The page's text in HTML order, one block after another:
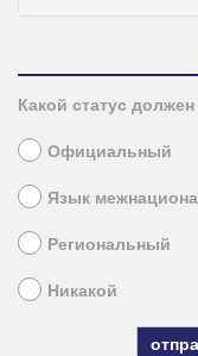
Какой статус
Официальный
Язык
Региональный
Никакой